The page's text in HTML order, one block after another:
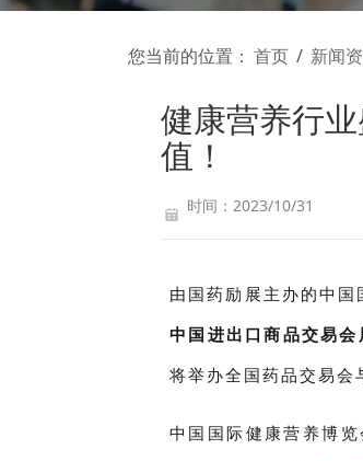
您当前的位置： 首页 / 新闻
健康营养行
值！
时间：2023/10/31
由国药励展主办的中国
中国进出口商品交易
将举办全国药品交易会
中国国际健康营养博